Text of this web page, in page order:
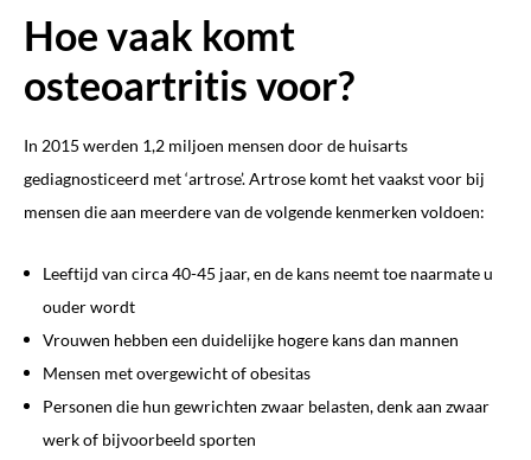
Hoe vaak komt
osteoartritis voor?
In 2015 werden 1,2 miljoen mensen door de huisarts
gediagnosticeerd met ‘artrose’. Artrose komt het vaakst voor bij
mensen die aan meerdere van de volgende kenmerken voldoen:
Leeftijd van circa 40-45 jaar, en de kans neemt toe naarmate u
ouder wordt
Vrouwen hebben een duidelijke hogere kans dan mannen
Mensen met overgewicht of obesitas
Personen die hun gewrichten zwaar belasten, denk aan zwaar
werk of bijvoorbeeld sporten